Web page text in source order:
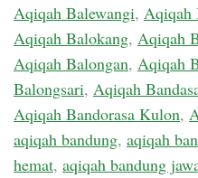
Aqiqah Balewangi, Aqiqah
Aqiqah Balokang, Aqiqah
Aqiqah Balongan, Aqiqah
Balongsari, Aqiqah
Aqiqah Bandorasa Kulon,
aqiqah bandung, aqiqah
hemat, aqiqah bandung